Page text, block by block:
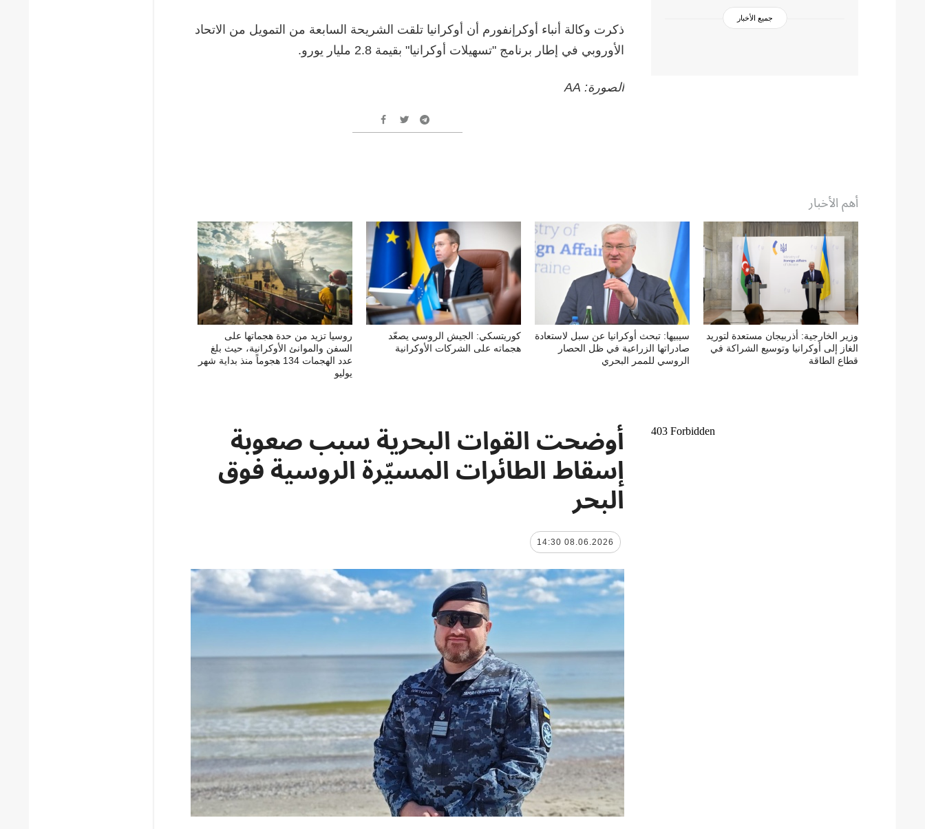
جميع الأخبار
ذكرت وكالة أنباء أوكرإنفورم أن أوكرانيا تلقت الشريحة السابعة من التمويل من الاتحاد
الأوروبي في إطار برنامج "تسهيلات أوكرانيا" بقيمة 2.8 مليار يورو.
الصورة: АА
أهم الأخبار
وزير الخارجية: أذربيجان مستعدة لتوريد
الغاز إلى أوكرانيا وتوسيع الشراكة في
قطاع الطاقة
سيبيها: تبحث أوكرانيا عن سبل لاستعادة
صادراتها الزراعية في ظل الحصار
الروسي للممر البحري
كوريتسكي: الجيش الروسي يصعّد
هجماته على الشركات الأوكرانية
روسيا تزيد من حدة هجماتها على
السفن والموانئ الأوكرانية، حيث بلغ
عدد الهجمات 134 هجوماً منذ بداية شهر
يوليو
أوضحت القوات البحرية سبب صعوبة
إسقاط الطائرات المسيّرة الروسية فوق
البحر
08.06.2026 14:30